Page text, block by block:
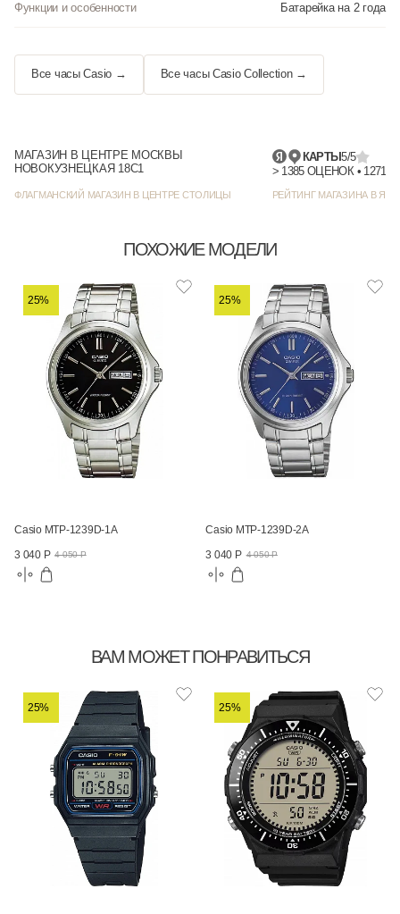
Функции и особенности Батарейка на 2 года
Все часы Casio → Все часы Casio Collection →
МАГАЗИН В ЦЕНТРЕ МОСКВЫ
НОВОКУЗНЕЦКАЯ 18С1
ФЛАГМАНСКИЙ МАГАЗИН В ЦЕНТРЕ СТОЛИЦЫ
КАРТЫ5/5
РЕЙТИНГ МАГАЗИНА В
ПОХОЖИЕ МОДЕЛИ
25%
Casio MTP-1239D-1A
3 040 Р 4 050 Р
25%
Casio MTP-1239D-2A
3 040 Р 4 050 Р
ВАМ МОЖЕТ ПОНРАВИТЬСЯ
25% 25%